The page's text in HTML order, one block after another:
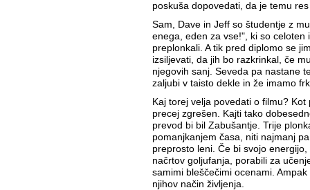
poskuša dopovedati, da je temu
Sam, Dave in Jeff so študentje z
enega, eden za vse!", ki so
preplonkali. A tik pred diplomo se
izsiljevati, da jih bo razkrinkal, če
njegovih sanj. Seveda pa nastane
zaljubi v taisto dekle in že imamo
Kaj torej velja povedati o filmu?
precej zgrešen. Kajti tako
prevod bi bil Zabušantje. Trije
pomanjkanjem časa, niti najmanj
preprosto leni. Če bi svojo
načrtov goljufanja, porabili za
samimi bleščečimi ocenami.
njihov način življenja.